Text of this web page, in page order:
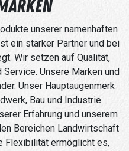
unserer namenhaften
ein starker Partner und bei
Wir setzen auf Qualität,
Unsere Marken und
Unser Hauptaugenmerk
Bau und Industrie.
Erfahrung und unserem
Bereichen Landwirtschaft
Flexibilität ermöglicht es,